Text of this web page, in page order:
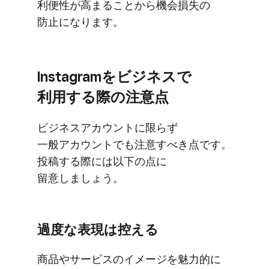
利便性が​高まる​ことから​機会​損失の​
防止に​なります。
Instagramを​ビジネスで​
利用する​際の​注意点
ビジネスアカウントに​限らず​
一般アカウントでも​注意すべき点です。​
投稿する​際には​以下の​点に​
留意しましょう。
過度な​表現は​控える
商品や​サービスの​イメージを​魅力的に​